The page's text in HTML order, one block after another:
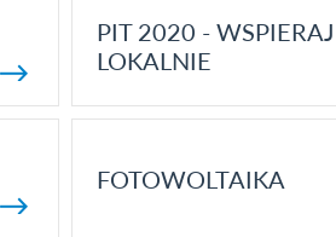
PIT 2020 - WSPIERAJ
LOKALNIE
FOTOWOLTAIKA